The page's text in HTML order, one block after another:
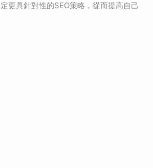
更具針對性的SEO策略，從而提高自己